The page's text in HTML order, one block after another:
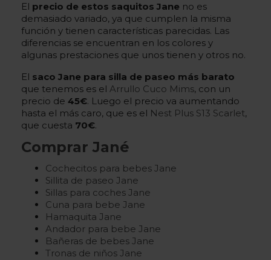
El precio de estos saquitos Jane no es
demasiado variado, ya que cumplen la misma
función y tienen características parecidas. Las
diferencias se encuentran en los colores y
algunas prestaciones que unos tienen y otros no.
El saco Jane para silla de paseo más barato
que tenemos es el Arrullo Cuco Mims, con un
precio de 45€. Luego el precio va aumentando
hasta el más caro, que es el Nest Plus S13 Scarlet,
que cuesta 70€.
Comprar Jané
Cochecitos para bebes Jane
Sillita de paseo Jane
Sillas para coches Jane
Cuna para bebe Jane
Hamaquita Jane
Andador para bebe Jane
Bañeras de bebes Jane
Tronas de niños Jane